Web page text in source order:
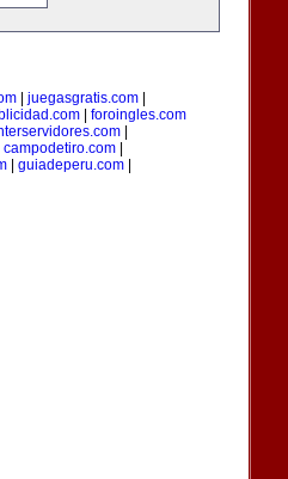
juegasgratis.com
| foroingles.com
campodetiro.com|
| guiadeperu.com|